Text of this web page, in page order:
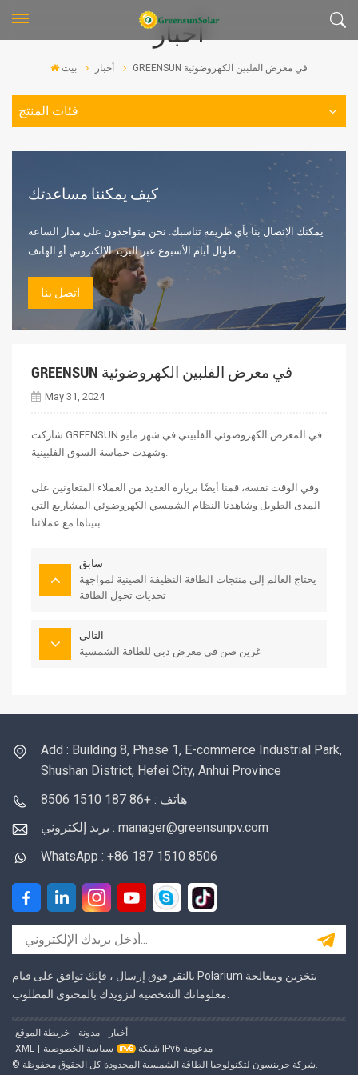
أخبار
بيت أخبار GREENSUN في معرض الفلبين الكهروضوئية
فئات المنتج
كيف يمكننا مساعدتك
يمكنك الاتصال بنا بأي طريقة تناسبك. نحن متواجدون على مدار الساعة
طوال أيام الأسبوع عبر البريد الإلكتروني أو الهاتف.
اتصل بنا
GREENSUN في معرض الفلبين الكهروضوئية
May 31, 2024
شاركت GREENSUN في المعرض الكهروضوئي الفلبيني في شهر مايو
وشهدت حماسة السوق الفلبينية.
وفي الوقت نفسه، قمنا أيضًا بزيارة العديد من العملاء المتعاونين على
المدى الطويل وشاهدنا النظام الشمسي الكهروضوئي المشاريع التي
بنيناها مع عملائنا.
سابق
يحتاج العالم إلى منتجات الطاقة النظيفة الصينية لمواجهة
تحديات تحول الطاقة
التالي
غرين صن في معرض دبي للطاقة الشمسية
Add : Building 8, Phase 1, E-commerce Industrial Park,
Shushan District, Hefei City, Anhui Province
هاتف : +86 187 1510 8506
بريد إلكتروني : manager@greensunpv.com
WhatsApp : +86 187 1510 8506
بالنقر فوق إرسال ، فإنك توافق على قيام Polarium بتخزين ومعالجة
خريطة الموقع مدونة
أخبار
XML
| سياسة الخصوصية
شبكة IPv6 مدعومة